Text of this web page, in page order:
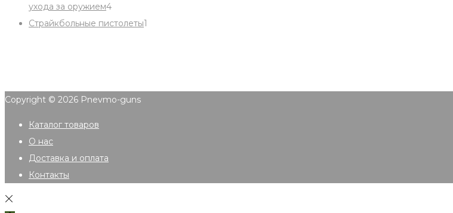
ухода за оружием44
products
Страйкбольные пистолеты1
Copyright © 2026 Pnevmo-guns
Каталог товаров
О нас
Доставка и оплата
Контакты